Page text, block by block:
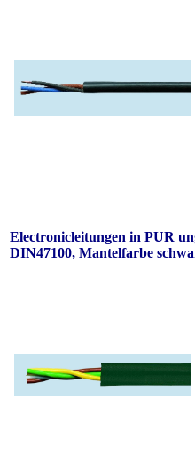
Electronicleitungen in PUR
DIN47100, Mantelfarbe